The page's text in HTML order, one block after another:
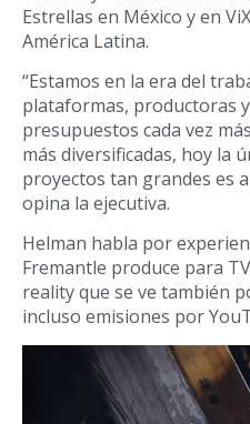
Estrellas en México y en
América Latina.
“Estamos en la era del
plataformas, productoras
presupuestos cada vez
más diversificadas, hoy la
proyectos tan grandes es
opina la ejecutiva.
Helman habla por
Fremantle produce para TV
reality que se ve también
incluso emisiones por